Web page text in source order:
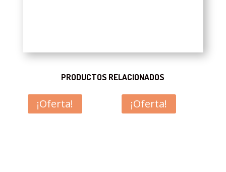
PRODUCTOS RELACIONADOS
¡Oferta! ¡Oferta!